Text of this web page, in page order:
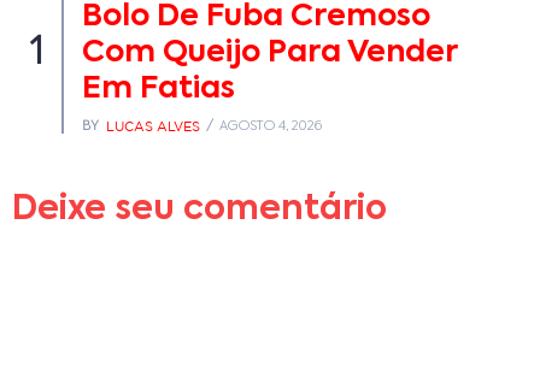
1
Bolo De Fuba Cremoso
Com Queijo Para Vender
Em Fatias
BY LUCAS ALVES AGOSTO 4, 2026
Deixe seu comentário